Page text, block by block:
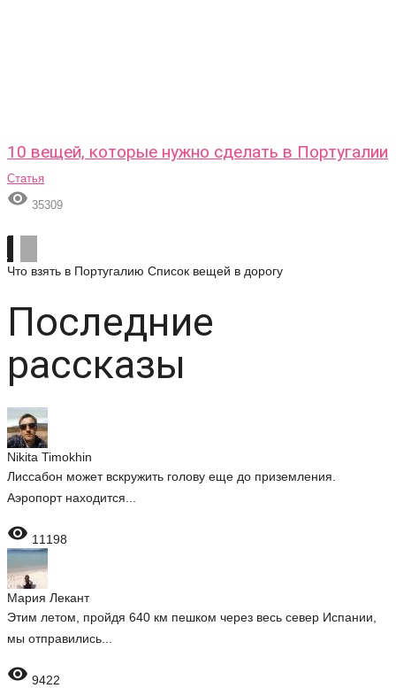
10 вещей, которые нужно сделать в Португалии
Статья
 35309
Что взять в Португалию Список вещей в дорогу
Последние
рассказы
Nikita Timokhin
Лиссабон может вскружить голову еще до приземления.
Аэропорт находится...
 11198
Мария Лекант
Этим летом, пройдя 640 км пешком через весь север Испании,
мы отправились...
 9422